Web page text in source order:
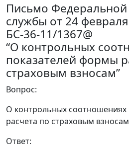
Письмо Федеральной
службы от 24
БС-36-11/1367@
“О контрольных
показателей формы
страховым взносам”
Вопрос:
О контрольных
расчета по страховым взносам
Ответ: